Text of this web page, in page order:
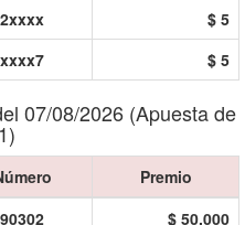
2xxxx
$ 5
xxxx7 $ 5
07/08/2026 (Apuesta de
Premio
90302
$ 50.000